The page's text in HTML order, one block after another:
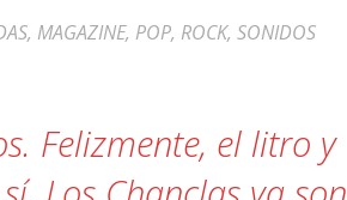
, MAGAZINE, POP, ROCK,SONIDOS
Felizmente, el litro y